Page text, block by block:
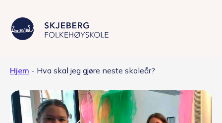
Livet på skolen
Hjem - Hva skal jeg gjøre neste skoleår?